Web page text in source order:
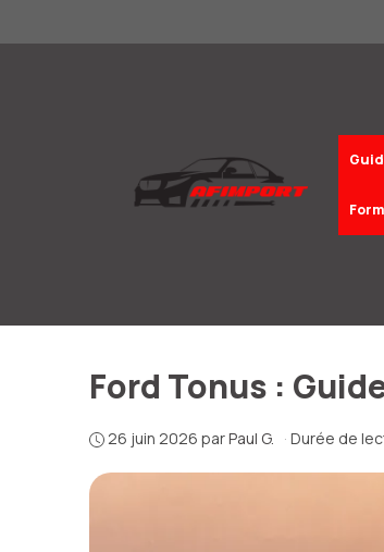
au
Ford Tonus :
26 juin 2026 parPaul G. · Durée de